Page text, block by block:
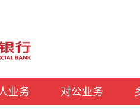
业务 对公业务